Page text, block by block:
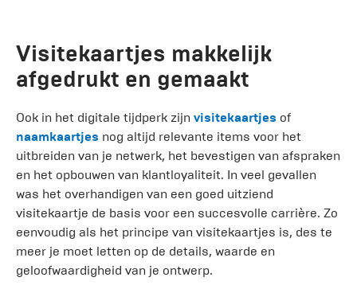
Visitekaartjes makkelijk
afgedrukt en gemaakt
Ook in het digitale tijdperk zijn visitekaartjes of
naamkaartjes nog altijd relevante items voor het
uitbreiden van je netwerk, het bevestigen van afspraken
en het opbouwen van klantloyaliteit. In veel gevallen
was het overhandigen van een goed uitziend
visitekaartje de basis voor een succesvolle carrière. Zo
eenvoudig als het principe van visitekaartjes is, des te
meer je moet letten op de details, waarde en
geloofwaardigheid van je ontwerp.